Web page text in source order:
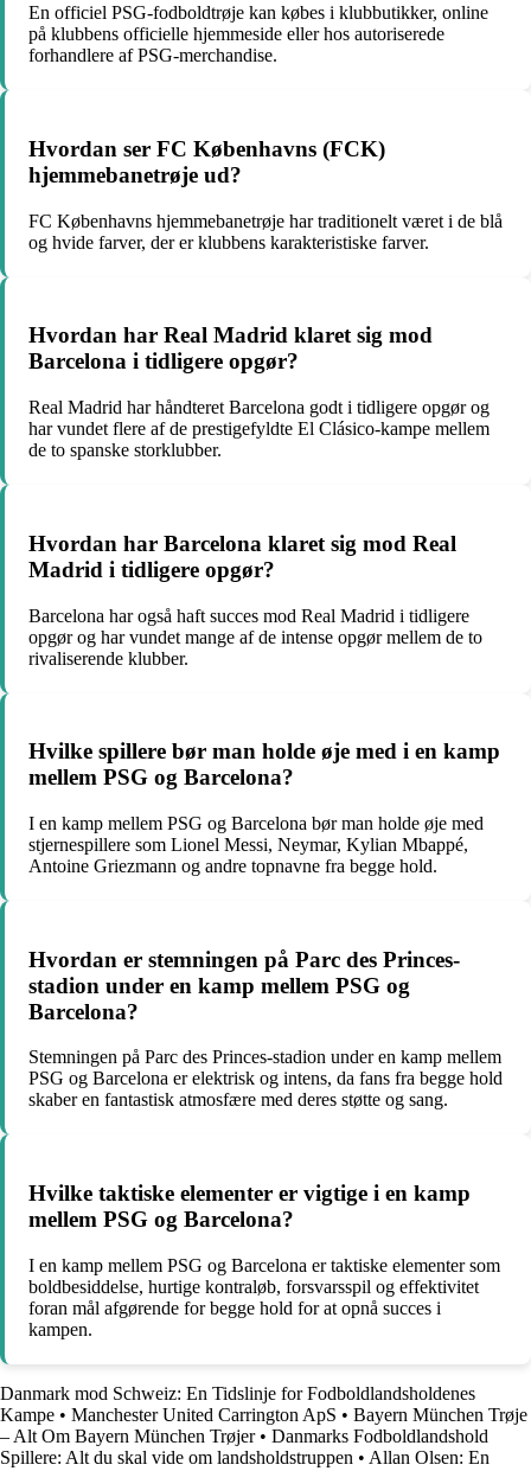
En officiel PSG-fodboldtrøje kan købes i klubbutikker, online
på klubbens officielle hjemmeside eller hos autoriserede
forhandlere af PSG-merchandise.
Hvordan ser FC Københavns (FCK)
hjemmebanetrøje ud?
FC Københavns hjemmebanetrøje har traditionelt været i de blå
og hvide farver, der er klubbens karakteristiske farver.
Hvordan har Real Madrid klaret sig mod
Barcelona i tidligere opgør?
Real Madrid har håndteret Barcelona godt i tidligere opgør og
har vundet flere af de prestigefyldte El Clásico-kampe mellem
de to spanske storklubber.
Hvordan har Barcelona klaret sig mod Real
Madrid i tidligere opgør?
Barcelona har også haft succes mod Real Madrid i tidligere
opgør og har vundet mange af de intense opgør mellem de to
rivaliserende klubber.
Hvilke spillere bør man holde øje med i en kamp
mellem PSG og Barcelona?
I en kamp mellem PSG og Barcelona bør man holde øje med
stjernespillere som Lionel Messi, Neymar, Kylian Mbappé,
Antoine Griezmann og andre topnavne fra begge hold.
Hvordan er stemningen på Parc des Princes-
stadion under en kamp mellem PSG og
Barcelona?
Stemningen på Parc des Princes-stadion under en kamp mellem
PSG og Barcelona er elektrisk og intens, da fans fra begge hold
skaber en fantastisk atmosfære med deres støtte og sang.
Hvilke taktiske elementer er vigtige i en kamp
mellem PSG og Barcelona?
I en kamp mellem PSG og Barcelona er taktiske elementer som
boldbesiddelse, hurtige kontraløb, forsvarsspil og effektivitet
foran mål afgørende for begge hold for at opnå succes i
kampen.
Danmark mod Schweiz: En Tidslinje for Fodboldlandsholdenes
Kampe • Manchester United Carrington ApS • Bayern München Trøje
– Alt Om Bayern München Trøjer• Danmarks Fodboldlandshold
Spillere: Alt du skal vide om landsholdstruppen • Allan Olsen: En